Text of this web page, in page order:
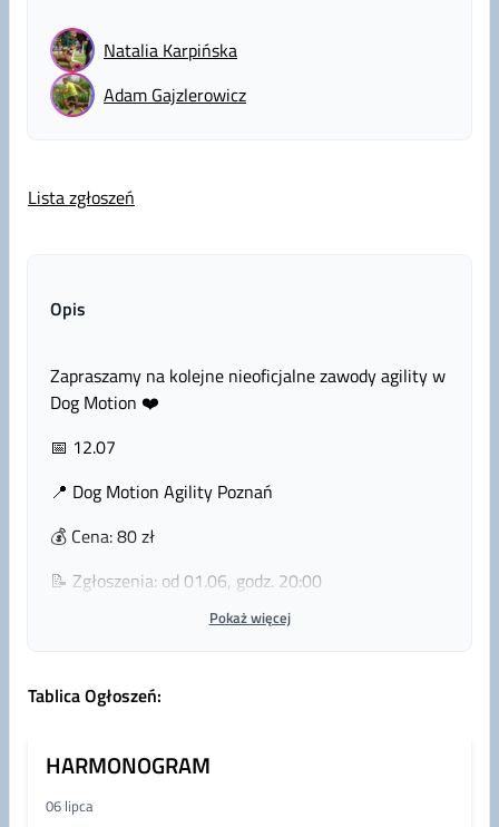
Natalia Karpińska
Adam Gajzlerowicz
Lista zgłoszeń
Opis
Zapraszamy na kolejne nieoficjalne zawody agility w
Dog Motion ❤️
📅 12.07
📍 Dog Motion Agility Poznań
💰 Cena: 80 zł
📝 Zgłoszenia: od 01.06, godz. 20:00
🔹 3x Jumping Zero
📊 Limity wiekowe:
🐾 Minus Zero – od 12 miesięcy
Pokaż więcej
Tablica Ogłoszeń:
HARMONOGRAM
06 lipca